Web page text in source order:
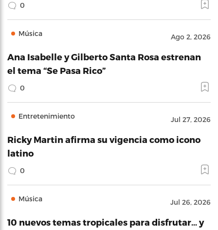
0
Música Ago 2, 2026
Ana Isabelle y Gilberto Santa Rosa estrenan
el tema “Se Pasa Rico”
0
Entretenimiento Jul 27, 2026
Ricky Martin afirma su vigencia como icono
latino
0
Música Jul 26, 2026
10 nuevos temas tropicales para disfrutar… y